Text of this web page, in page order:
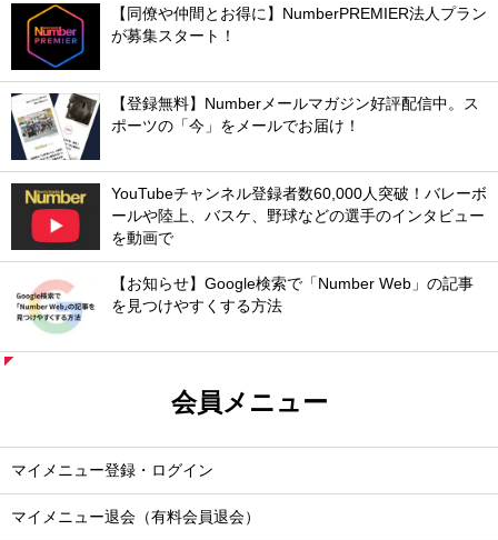
【同僚や仲間とお得に】NumberPREMIER法人プラン
が募集スタート！
【登録無料】Numberメールマガジン好評配信中。ス
ポーツの「今」をメールでお届け！
YouTubeチャンネル登録者数60,000人突破！バレーボ
ールや陸上、バスケ、野球などの選手のインタビュー
を動画で
【お知らせ】Google検索で「Number Web」の記事
を見つけやすくする方法
会員メニュー
マイメニュー登録・ログイン
マイメニュー退会（有料会員退会）